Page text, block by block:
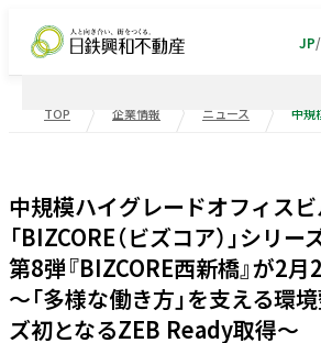
企業情報
企業情報TOP
企業理念
沿革
ニュース
事業紹介
JP/
TOP 企業情報 ニュース
中規模ハイグレードオフィスビ
「BIZCORE（ビズコア）」シリー
第8弾『BIZCORE西新橋』が2月
～「多様な働き方」を支える環
ズ初となるZEB Ready取得～